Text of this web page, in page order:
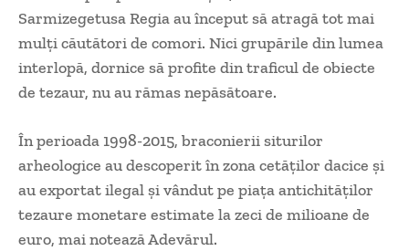
Sarmizegetusa Regia au început să atragă tot mai
mulţi căutători de comori. Nici grupările din lumea
interlopă, dornice să profite din traficul de obiecte
de tezaur, nu au rămas nepăsătoare.
În perioada 1998-2015, braconierii siturilor
arheologice au descoperit în zona cetăţilor dacice şi
au exportat ilegal şi vândut pe piaţa antichităţilor
tezaure monetare estimate la zeci de milioane de
euro, mai notează Adevărul.